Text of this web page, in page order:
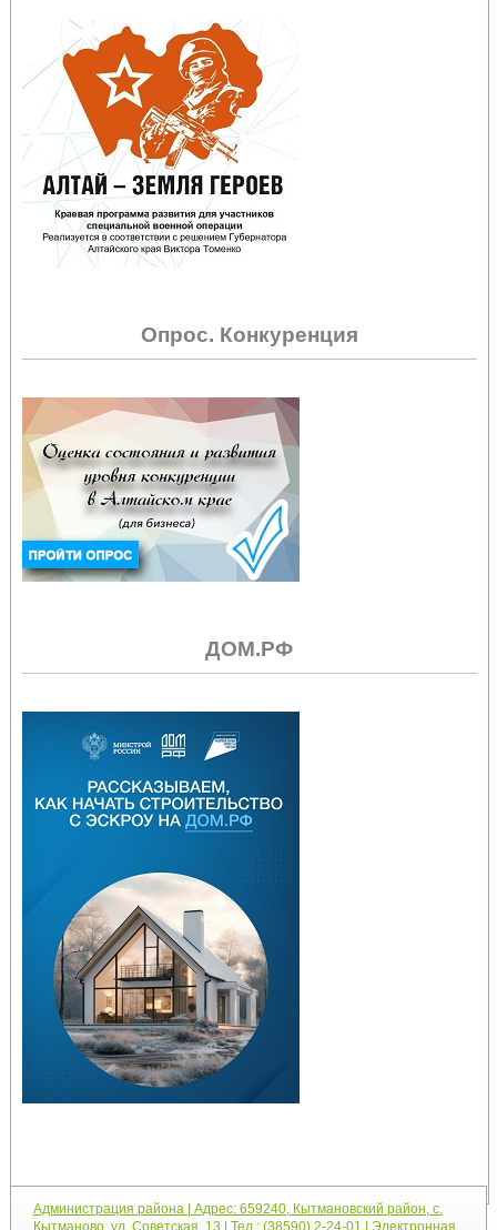
Опрос. Конкуренция
ДОМ.РФ
Администрация района | Адрес: 659240, Кытмановский район, с.
Кытманово, ул. Советская, 13 | Тел.: (38590) 2-24-01 | Электронная